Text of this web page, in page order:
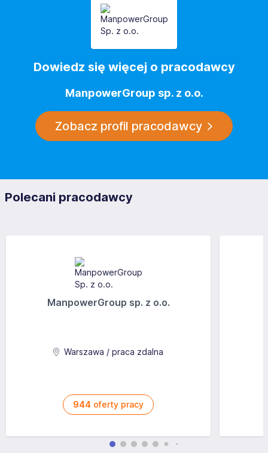
Dowiedz się więcej o pracodawcy
ManpowerGroup sp. z o.o.
Zobacz profil pracodawcy
Polecani pracodawcy
ManpowerGroup sp. z o.o.
Warszawa / praca zdalna
944 oferty pracy